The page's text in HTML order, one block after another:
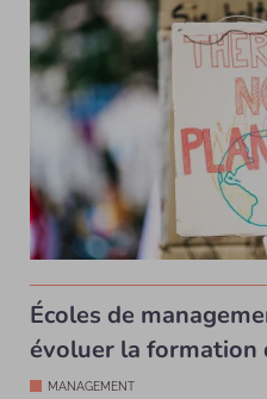
Écoles de
évoluer la formation
MANAGEMENT